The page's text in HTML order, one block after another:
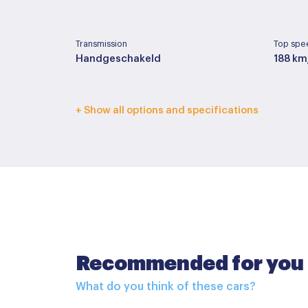
Transmission
Handgeschakeld
Top
188
Interior color
Buitenspiegels elektrisch inklapbaar
+ Show all options and specifications
Recommended for you
What do you think of these cars?